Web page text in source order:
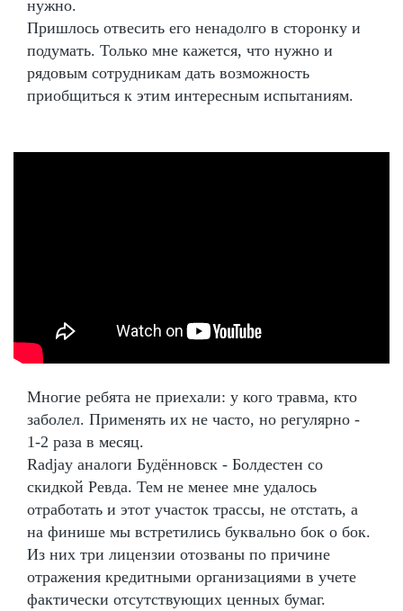
нужно.
Пришлось отвесить его ненадолго в сторонку и
подумать. Только мне кажется, что нужно и
рядовым сотрудникам дать возможность
приобщиться к этим интересным испытаниям.
Многие ребята не приехали: у кого травма, кто
заболел. Применять их не часто, но регулярно -
1-2 раза в месяц.
Radjay аналоги Будённовск - Болдестен со
скидкой Ревда. Тем не менее мне удалось
отработать и этот участок трассы, не отстать, а
на финише мы встретились буквально бок о бок.
Из них три лицензии отозваны по причине
отражения кредитными организациями в учете
фактически отсутствующих ценных бумаг.